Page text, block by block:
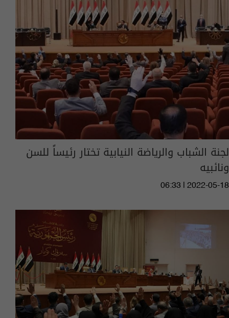
لجنة الشباب والرياضة النيابية تختار رئيساً للسن
ونائبيه
06:33 | 2022-05-18